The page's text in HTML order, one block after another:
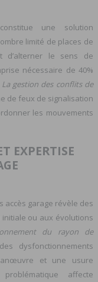
une solution
limité de places de
d’alterner le sens de
nécessaire de 40%
La gestion des conflits de
de feux de signalisation
les mouvements
EXPERTISE
accès garage révèle des
ou aux évolutions
du rayon de
dysfonctionnements
et une usure
affecte